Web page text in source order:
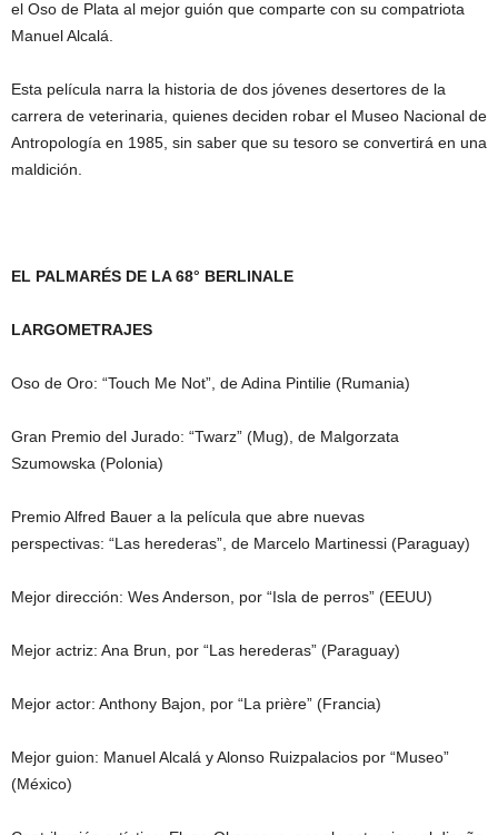
el Oso de Plata al mejor guión que comparte con su compatriota
Manuel Alcalá.
Esta película narra la historia de dos jóvenes desertores de la
carrera de veterinaria, quienes deciden robar el Museo Nacional de
Antropología en 1985, sin saber que su tesoro se convertirá en una
maldición.
EL PALMARÉS DE LA 68° BERLINALE
LARGOMETRAJES
Oso de Oro: “Touch Me Not”, de Adina Pintilie (Rumania)
Gran Premio del Jurado: “Twarz” (Mug), de Malgorzata
Szumowska (Polonia)
Premio Alfred Bauer a la película que abre nuevas
perspectivas: “Las herederas”, de Marcelo Martinessi (Paraguay)
Mejor dirección: Wes Anderson, por “Isla de perros” (EEUU)
Mejor actriz: Ana Brun, por “Las herederas” (Paraguay)
Mejor actor: Anthony Bajon, por “La prière” (Francia)
Mejor guion: Manuel Alcalá y Alonso Ruizpalacios por “Museo”
(México)